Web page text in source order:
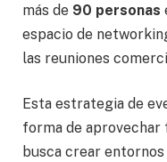
más de 90 personas
espacio de
las reuniones
Esta estrategia de
forma de aprovechar
busca crear